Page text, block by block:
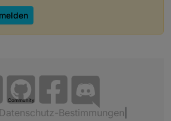
Community
Datenschutz-Bestimmungen